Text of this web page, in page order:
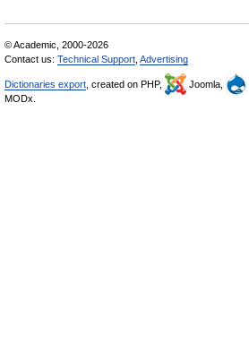
© Academic, 2000-2026
Contact us: Technical Support Advertising
Dictionaries export , created on PHP, Joomla,
MODx.